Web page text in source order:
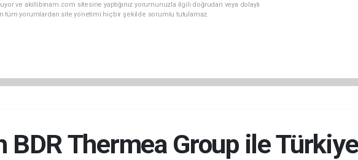
ve akillibinam.com sitesine yaptığınız yorumunuzla ilgili doğrudan veya dolaylı
tüm yorumlardan site yönetimi hiçbir şekilde sorumlu tutulamaz.
BDR Thermea Group ile